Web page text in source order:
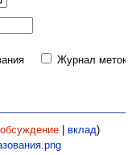
Журнал меток
обсуждение вклад)